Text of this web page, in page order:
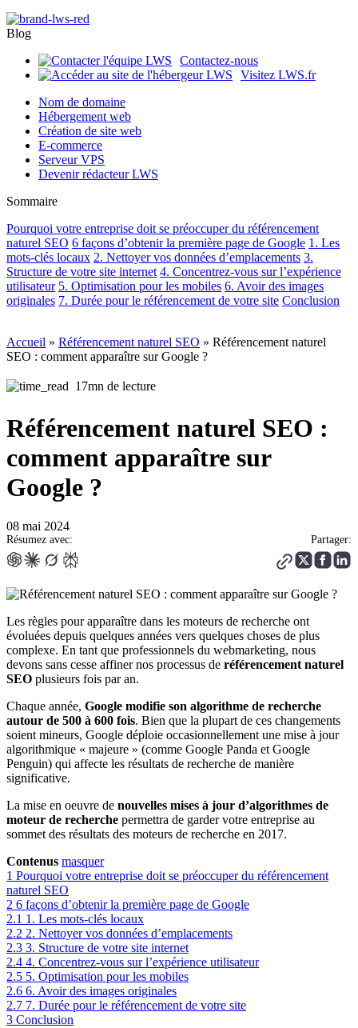
Blog
Contactez-nous
Visitez LWS.fr
Nom de domaine
Hébergement web
Création de site web
E-commerce
Serveur VPS
Devenir rédacteur LWS
Sommaire
Pourquoi votre entreprise doit se préoccuper du référencement
naturel SEO 6 façons d’obtenir la première page de Google 1. Les
mots-clés locaux 2. Nettoyer vos données d’emplacements 3.
Structure de votre site internet 4. Concentrez-vous sur l’expérience
utilisateur 5. Optimisation pour les mobiles 6. Avoir des images
originales 7. Durée pour le référencement de votre site Conclusion
Accueil » Référencement naturel SEO » Référencement naturel
SEO : comment apparaître sur Google ?
17mn de lecture
Référencement naturel SEO :
comment apparaître sur
Google ?
08 mai 2024
Résumez avec: Partager:
Les règles pour apparaître dans les moteurs de recherche ont
évoluées depuis quelques années vers quelques choses de plus
complexe. En tant que professionnels du webmarketing, nous
devons sans cesse affiner nos processus de référencement naturel
SEO plusieurs fois par an.
Chaque année, Google modifie son algorithme de recherche
autour de 500 à 600 fois. Bien que la plupart de ces changements
soient mineurs, Google déploie occasionnellement une mise à jour
algorithmique « majeure » (comme Google Panda et Google
Penguin) qui affecte les résultats de recherche de manière
significative.
La mise en oeuvre de nouvelles mises à jour d’algorithmes de
moteur de recherche permettra de garder votre entreprise au
sommet des résultats des moteurs de recherche en 2017.
Contenus masquer
1 Pourquoi votre entreprise doit se préoccuper du référencement
naturel SEO
2 6 façons d’obtenir la première page de Google
2.1 1. Les mots-clés locaux
2.2 2. Nettoyer vos données d’emplacements
2.3 3. Structure de votre site internet
2.4 4. Concentrez-vous sur l’expérience utilisateur
2.5 5. Optimisation pour les mobiles
2.6 6. Avoir des images originales
2.7 7. Durée pour le référencement de votre site
3 Conclusion